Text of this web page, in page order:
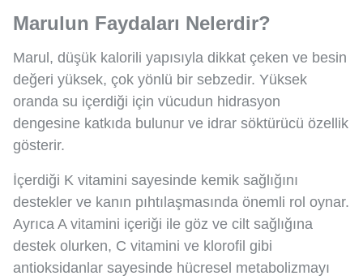
Marulun Faydaları Nelerdir?
Marul, düşük kalorili yapısıyla dikkat çeken ve besin
değeri yüksek, çok yönlü bir sebzedir. Yüksek
oranda su içerdiği için vücudun hidrasyon
dengesine katkıda bulunur ve idrar söktürücü özellik
gösterir.
İçerdiği K vitamini sayesinde kemik sağlığını
destekler ve kanın pıhtılaşmasında önemli rol oynar.
Ayrıca A vitamini içeriği ile göz ve cilt sağlığına
destek olurken, C vitamini ve klorofil gibi
antioksidanlar sayesinde hücresel metabolizmayı